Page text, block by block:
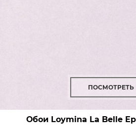
ПОСМОТРЕТЬ
Обои Loymina La Belle